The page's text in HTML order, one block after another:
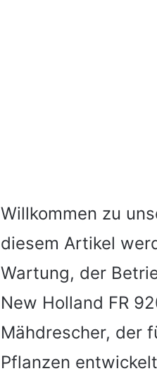
Willkommen zu
diesem Artikel
Wartung, der
New Holland FR
Mähdrescher, der
Pflanzen